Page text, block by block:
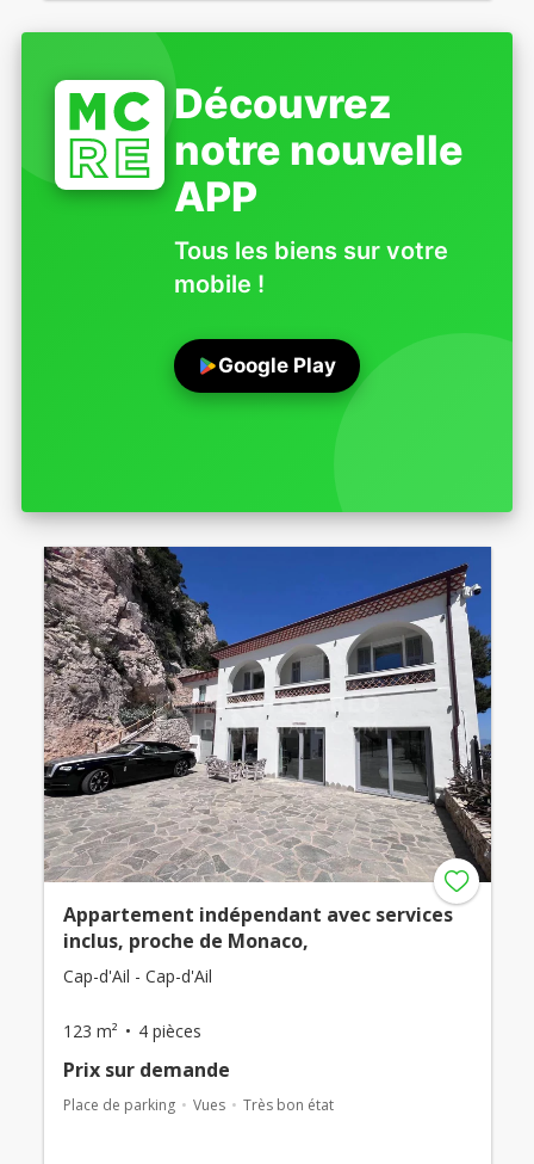
Découvrez
notre nouvelle
APP
Tous les biens sur votre
mobile !
Google Play
Appartement indépendant avec services
inclus, proche de Monaco,
Cap-d'Ail - Cap-d'Ail
123 m² 4 pièces
Prix ​​sur demande
Place de parking Vues Très bon état